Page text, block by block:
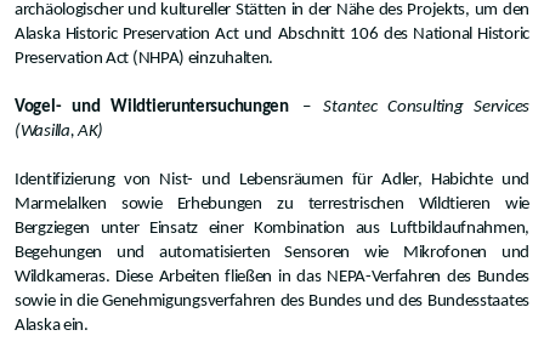
archäologischer und kultureller Stätten in der Nähe des Projekts, um den
Alaska Historic Preservation Act und Abschnitt 106 des National Historic
Preservation Act (NHPA) einzuhalten.
Vogel- und Wildtieruntersuchungen –
Stantec Consulting Services
(Wasilla, AK)
Identifizierung von Nist- und Lebensräumen für Adler, Habichte und
Marmelalken sowie Erhebungen zu terrestrischen Wildtieren wie
Bergziegen unter Einsatz einer Kombination aus Luftbildaufnahmen,
Begehungen und automatisierten Sensoren wie Mikrofonen und
Wildkameras. Diese Arbeiten fließen in das NEPA-Verfahren des Bundes
sowie in die Genehmigungsverfahren des Bundes und des Bundesstaates
Alaska ein.